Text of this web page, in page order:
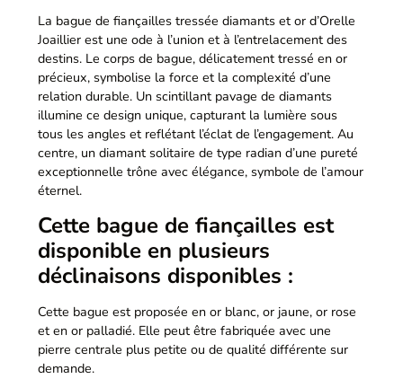
La bague de fiançailles tressée diamants et or d’Orelle
Joaillier est une ode à l’union et à l’entrelacement des
destins. Le corps de bague, délicatement tressé en or
précieux, symbolise la force et la complexité d’une
relation durable. Un scintillant pavage de diamants
illumine ce design unique, capturant la lumière sous
tous les angles et reflétant l’éclat de l’engagement. Au
centre, un diamant solitaire de type radian d’une pureté
exceptionnelle trône avec élégance, symbole de l’amour
éternel.
Cette bague de fiançailles est
disponible en plusieurs
déclinaisons disponibles :
Cette bague est proposée en or blanc, or jaune, or rose
et en or palladié. Elle peut être fabriquée avec une
pierre centrale plus petite ou de qualité différente sur
demande.